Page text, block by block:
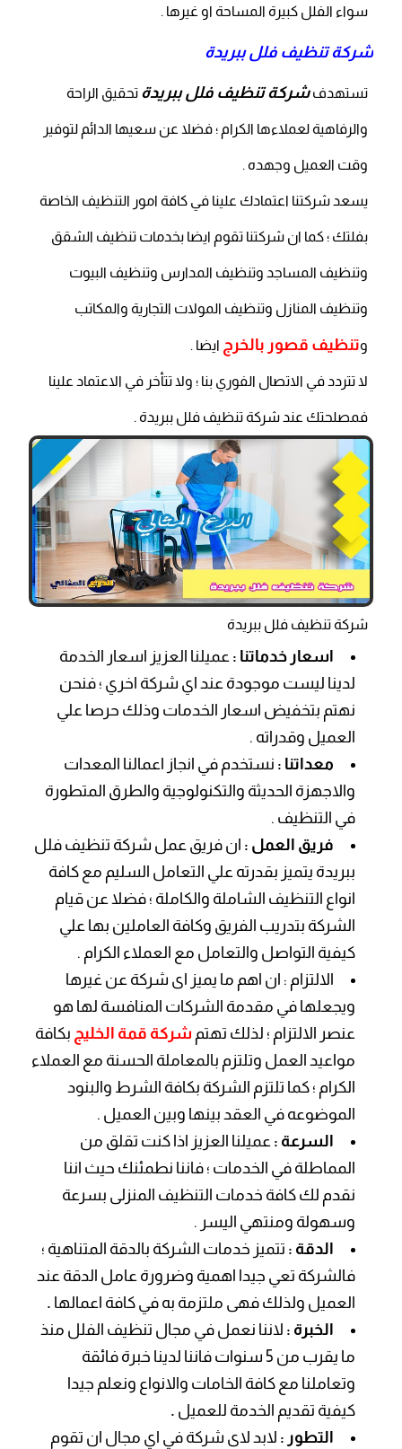
سواء الفلل كبيرة المساحة او غيرها .
شركة تنظيف فلل ببريدة
تستهدفشركة تنظيف فلل ببريدة تحقيق الراحة
والرفاهية لعملاءها الكرام ؛ فضلا عن سعيها الدائم لتوفير
وقت العميل وجهده .
يسعد شركتنا اعتمادك علينا في كافة امور التنظيف الخاصة
بفلتك ؛ كما ان شركتنا تقوم ايضا بخدمات تنظيف الشقق
وتنظيف المساجد وتنظيف المدارس وتنظيف البيوت
وتنظيف المنازل وتنظيف المولات التجارية والمكاتب
وتنظيف قصور بالخرج ايضا .
لا تتردد في الاتصال الفوري بنا ؛ ولا تتأخر في الاعتماد علينا
فمصلحتك عند شركة تنظيف فلل ببريدة .
شركة تنظيف فلل ببريدة
اسعار خدماتنا :عميلنا العزيز اسعار الخدمة
لدينا ليست موجودة عند اي شركة اخري ؛ فنحن
نهتم بتخفيض اسعار الخدمات وذلك حرصا علي
العميل وقدراته .
معداتنا : نستخدم في انجاز اعمالنا المعدات
والاجهزة الحديثة والتكنولوجية والطرق المتطورة
في التنظيف .
فريق العمل : ان فريق عمل شركة تنظيف فلل
ببريدة يتميز بقدرته علي التعامل السليم مع كافة
انواع التنظيف الشاملة والكاملة ؛ فضلا عن قيام
الشركة بتدريب الفريق وكافة العاملين بها علي
كيفية التواصل والتعامل مع العملاء الكرام .
الالتزام : ان اهم ما يميز اى شركة عن غيرها
ويجعلها في مقدمة الشركات المنافسة لها هو
عنصر الالتزام ؛ لذلك تهتم شركة قمة الخليج بكافة
مواعيد العمل وتلتزم بالمعاملة الحسنة مع العملاء
الكرام ؛ كما تلتزم الشركة بكافة الشرط والبنود
الموضوعه في العقد بينها وبين العميل .
السرعة :عميلنا العزيز اذا كنت تقلق من
المماطلة في الخدمات ؛ فاننا نطمئنك حيث اننا
نقدم لك كافة خدمات التنظيف المنزلى بسرعة
وسهولة ومنتهي اليسر .
الدقة : تتميز خدمات الشركة بالدقة المتناهية ؛
فالشركة تعي جيدا اهمية وضرورة عامل الدقة عند
العميل ولذلك فهى ملتزمة به في كافة اعمالها .
الخبرة : لاننا نعمل في مجال تنظيف الفلل منذ
ما يقرب من 5 سنوات فاننا لدينا خبرة فائقة
وتعاملنا مع كافة الخامات والانواع ونعلم جيدا
كيفية تقديم الخدمة للعميل .
التطور : لابد لاى شركة في اي مجال ان تقوم